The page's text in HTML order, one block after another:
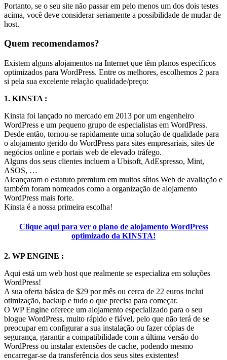
Portanto, se o seu site não passar em pelo menos um dos dois testes
acima, você deve considerar seriamente a possibilidade de mudar de
host.
Quem recomendamos?
Existem alguns alojamentos na Internet que têm planos específicos
optimizados para WordPress. Entre os melhores, escolhemos 2 para
si pela sua excelente relação qualidade/preço:
1. KINSTA :
Kinsta foi lançado no mercado em 2013 por um engenheiro
WordPress e um pequeno grupo de especialistas em WordPress.
Desde então, tornou-se rapidamente uma solução de qualidade para
o alojamento gerido do WordPress para sites empresariais, sites de
negócios online e portais web de elevado tráfego.
Alguns dos seus clientes incluem a Ubisoft, AdEspresso, Mint,
ASOS, …
Alcançaram o estatuto premium em muitos sítios Web de avaliação e
também foram nomeados como a organização de alojamento
WordPress mais forte.
Kinsta é a nossa primeira escolha!
Clique aqui para ver o plano de alojamento WordPress
optimizado da KINSTA!
2. WP ENGINE :
Aqui está um web host que realmente se especializa em soluções
WordPress!
A sua oferta básica de $29 por mês ou cerca de 22 euros inclui
otimização, backup e tudo o que precisa para começar.
O WP Engine oferece um alojamento especializado para o seu
blogue WordPress, muito rápido e fiável, pelo que não terá de se
preocupar em configurar a sua instalação ou fazer cópias de
segurança, garantir a compatibilidade com a última versão do
WordPress ou instalar extensões de cache, podendo mesmo
encarregar-se da transferência dos seus sites existentes!